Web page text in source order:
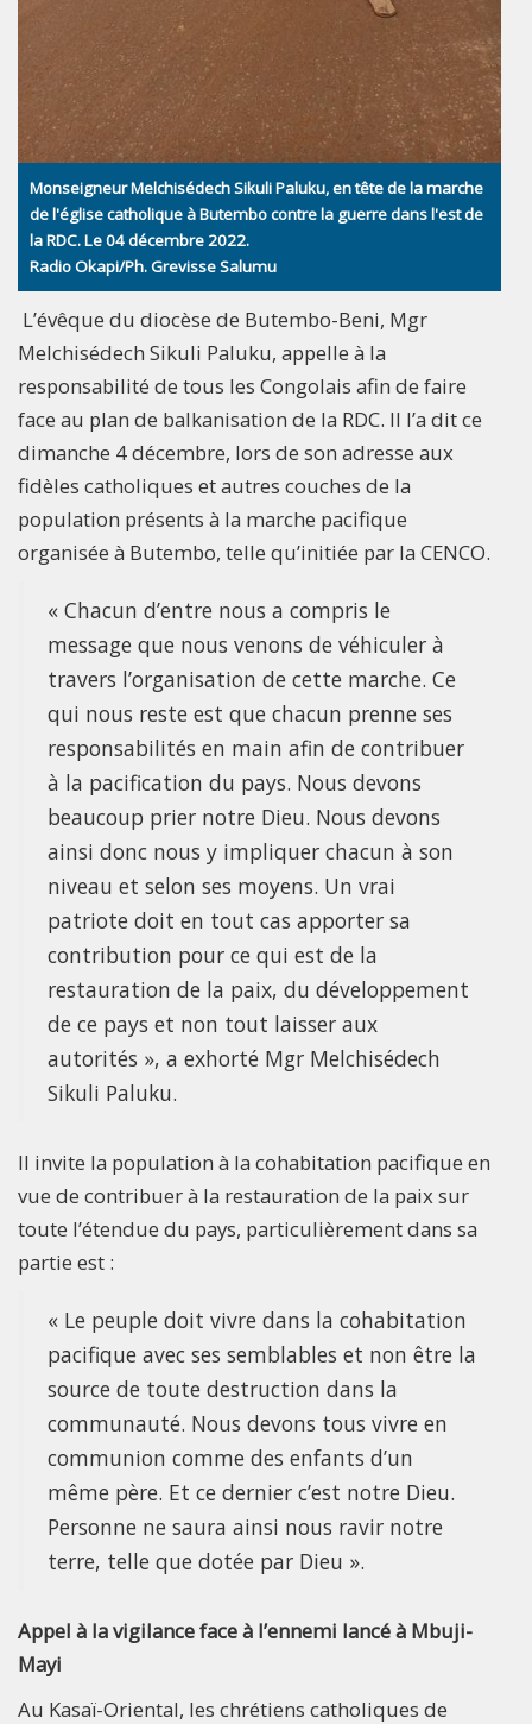
Monseigneur Melchisédech Sikuli Paluku, en tête de la marche
de l'église catholique à Butembo contre la guerre dans l'est de
la RDC. Le 04 décembre 2022.
Radio Okapi/Ph. Grevisse Salumu
L’évêque du diocèse de Butembo-Beni, Mgr
Melchisédech Sikuli Paluku, appelle à la
responsabilité de tous les Congolais afin de faire
face au plan de balkanisation de la RDC. Il l’a dit ce
dimanche 4 décembre, lors de son adresse aux
fidèles catholiques et autres couches de la
population présents à la marche pacifique
organisée à Butembo, telle qu’initiée par la CENCO.
« Chacun d’entre nous a compris le
message que nous venons de véhiculer à
travers l’organisation de cette marche. Ce
qui nous reste est que chacun prenne ses
responsabilités en main afin de contribuer
à la pacification du pays. Nous devons
beaucoup prier notre Dieu. Nous devons
ainsi donc nous y impliquer chacun à son
niveau et selon ses moyens. Un vrai
patriote doit en tout cas apporter sa
contribution pour ce qui est de la
restauration de la paix, du développement
de ce pays et non tout laisser aux
autorités », a exhorté Mgr Melchisédech
Sikuli Paluku.
Il invite la population à la cohabitation pacifique en
vue de contribuer à la restauration de la paix sur
toute l’étendue du pays, particulièrement dans sa
partie est :
« Le peuple doit vivre dans la cohabitation
pacifique avec ses semblables et non être la
source de toute destruction dans la
communauté. Nous devons tous vivre en
communion comme des enfants d’un
même père. Et ce dernier c’est notre Dieu.
Personne ne saura ainsi nous ravir notre
terre, telle que dotée par Dieu ».
Appel à la vigilance face à l’ennemi lancé à Mbuji-
Mayi
Au Kasaï-Oriental, les chrétiens catholiques de